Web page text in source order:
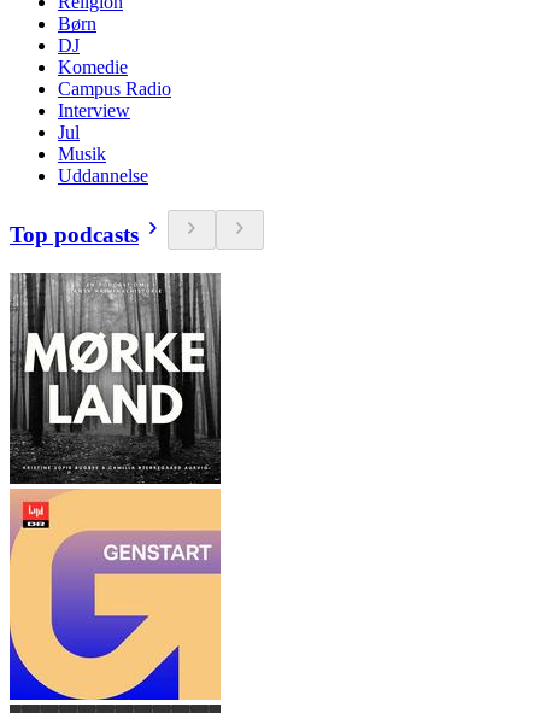
Børn
DJ
Komedie
Campus Radio
Interview
Jul
Musik
Uddannelse
Top podcasts